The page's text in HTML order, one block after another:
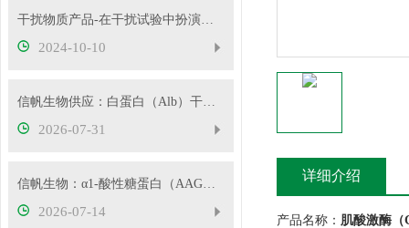
干扰物质产品-在干扰试验中扮演着重要角色
2024-10-10
信帆生物供应：白蛋白（Alb）干扰物质
2026-07-31
信帆生物：α1-酸性糖蛋白（AAG）干扰物质使用说明
2026-07-14
详细介绍
产品名称： 肌酸激酶（